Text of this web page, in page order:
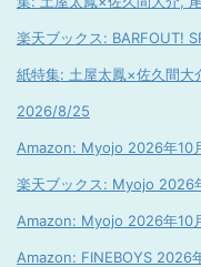
楽天ブックス: BARFOUT!
紙特集: 土屋太鳳×佐久間
2026/8/25
Amazon: Myojo 2026年10
楽天ブックス: Myojo 2026
Amazon: Myojo 2026年10
Amazon: FINEBOYS